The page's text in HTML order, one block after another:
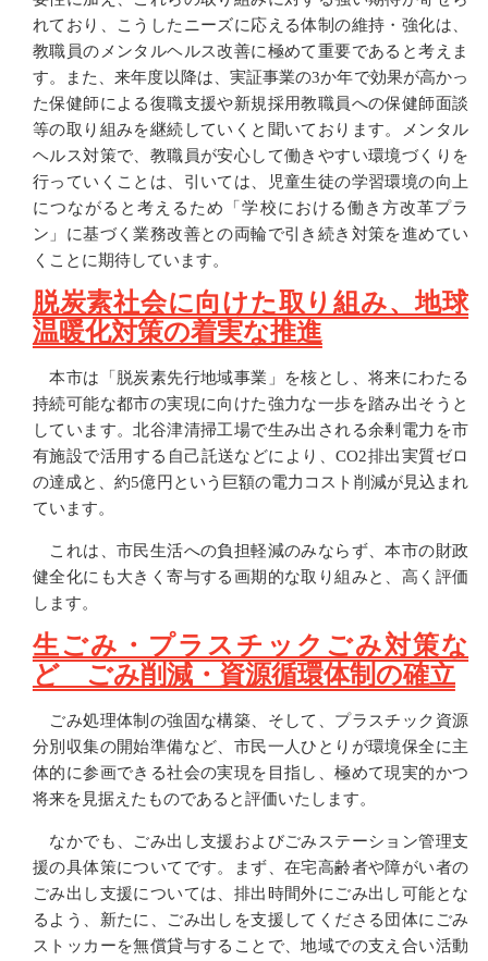
れており、こうしたニーズに応える体制の維持・強化は、
教職員のメンタルヘルス改善に極めて重要であると考えま
す。また、来年度以降は、実証事業の3か年で効果が高かっ
た保健師による復職支援や新規採用教職員への保健師面談
等の取り組みを継続していくと聞いております。メンタル
ヘルス対策で、教職員が安心して働きやすい環境づくりを
行っていくことは、引いては、児童生徒の学習環境の向上
につながると考えるため「学校における働き方改革プラ
ン」に基づく業務改善との両輪で引き続き対策を進めてい
くことに期待しています。
脱炭素社会に向けた取り組み、地球
温暖化対策の着実な推進
本市は「脱炭素先行地域事業」を核とし、将来にわたる
持続可能な都市の実現に向けた強力な一歩を踏み出そうと
しています。北谷津清掃工場で生み出される余剰電力を市
有施設で活用する自己託送などにより、CO2排出実質ゼロ
の達成と、約5億円という巨額の電力コスト削減が見込まれ
ています。
これは、市民生活への負担軽減のみならず、本市の財政
健全化にも大きく寄与する画期的な取り組みと、高く評価
します。
生ごみ・プラスチックごみ対策な
ど ごみ削減・資源循環体制の確立
ごみ処理体制の強固な構築、そして、プラスチック資源
分別収集の開始準備など、市民一人ひとりが環境保全に主
体的に参画できる社会の実現を目指し、極めて現実的かつ
将来を見据えたものであると評価いたします。
なかでも、ごみ出し支援およびごみステーション管理支
援の具体策についてです。まず、在宅高齢者や障がい者の
ごみ出し支援については、排出時間外にごみ出し可能とな
るよう、新たに、ごみ出しを支援してくださる団体にごみ
ストッカーを無償貸与することで、地域での支え合い活動